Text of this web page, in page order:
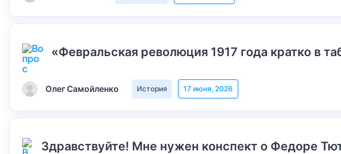
«Февральская революция 1917 года кратко в
Олег Самойленко История 17 июня, 2026
Здравствуйте! Мне нужен конспект о Федоре